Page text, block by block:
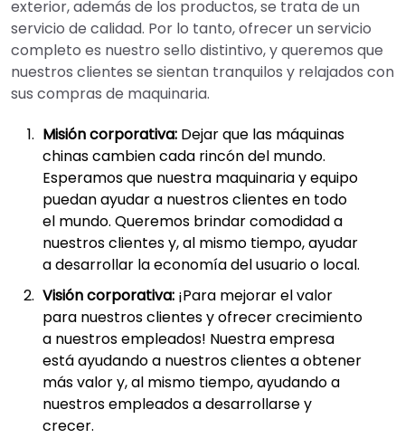
exterior, además de los productos, se trata de un
servicio de calidad. Por lo tanto, ofrecer un servicio
completo es nuestro sello distintivo, y queremos que
nuestros clientes se sientan tranquilos y relajados con
sus compras de maquinaria.
Misión corporativa: Dejar que las máquinas
chinas cambien cada rincón del mundo.
Esperamos que nuestra maquinaria y equipo
puedan ayudar a nuestros clientes en todo
el mundo. Queremos brindar comodidad a
nuestros clientes y, al mismo tiempo, ayudar
a desarrollar la economía del usuario o local.
Visión corporativa: ¡Para mejorar el valor
para nuestros clientes y ofrecer crecimiento
a nuestros empleados! Nuestra empresa
está ayudando a nuestros clientes a obtener
más valor y, al mismo tiempo, ayudando a
nuestros empleados a desarrollarse y
crecer.